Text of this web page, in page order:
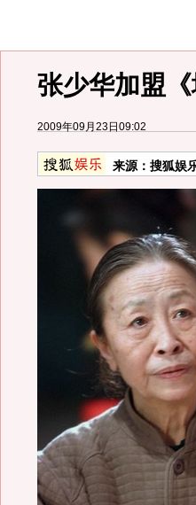
张少华加盟
2009年09月23日09:02
来源： 搜狐娱